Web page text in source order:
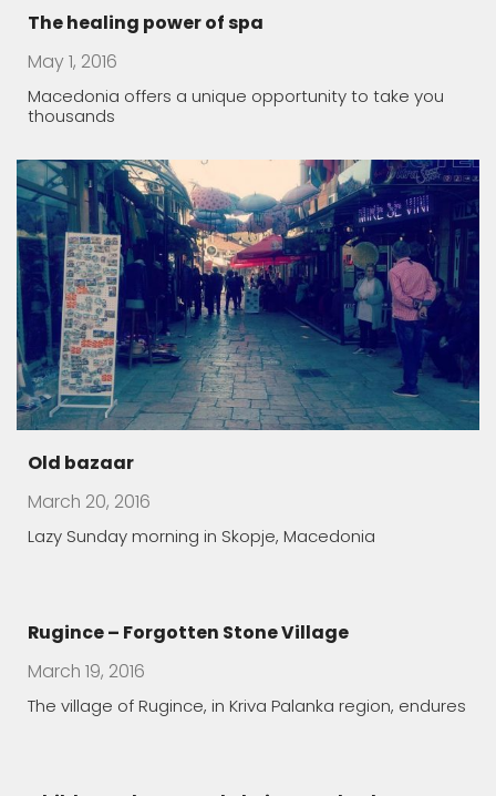
Old bazaar
March 20, 2016
Lazy Sunday morning in Skopje, Macedonia
Rugince – Forgotten Stone Village
March 19, 2016
The village of Rugince, in Kriva Palanka region, endures
Children Who Feared Their Own Shadow
March 19, 2016
In Manastirec village, Families Foster Handicapped